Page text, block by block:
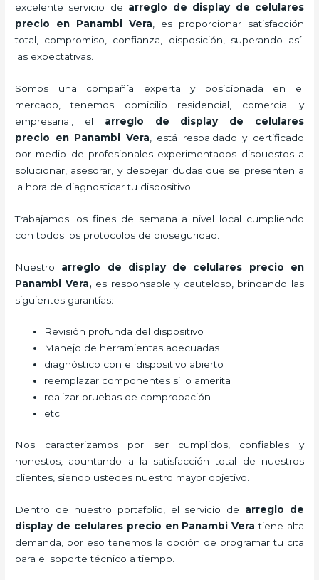
excelente servicio de arreglo de display de celulares
precio en Panambi Vera , es proporcionar satisfacción
total, compromiso, confianza, disposición, superando así
las expectativas.
Somos una compañía experta y posicionada en el
mercado, tenemos domicilio residencial, comercial y
empresarial, el arreglo de display de celulares
precio en Panambi Vera , está respaldado y certificado
por medio de profesionales experimentados dispuestos a
solucionar, asesorar, y despejar dudas que se presenten a
la hora de diagnosticar tu dispositivo.
Trabajamos los fines de semana a nivel local cumpliendo
con todos los protocolos de bioseguridad.
Nuestro arreglo de display de celulares precio
en
Panambi Vera, es responsable y cauteloso, brindando las
siguientes garantías:
Revisión profunda del dispositivo
Manejo de herramientas adecuadas
diagnóstico con el dispositivo abierto
reemplazar componentes si lo amerita
realizar pruebas de comprobación
etc.
Nos caracterizamos por ser cumplidos, confiables y
honestos, apuntando a la satisfacción total de nuestros
clientes, siendo ustedes nuestro mayor objetivo.
Dentro de nuestro portafolio, el servicio de arreglo de
display de celulares precio en Panambi Vera tiene alta
demanda, por eso tenemos la opción de programar tu cita
para el soporte técnico a tiempo.